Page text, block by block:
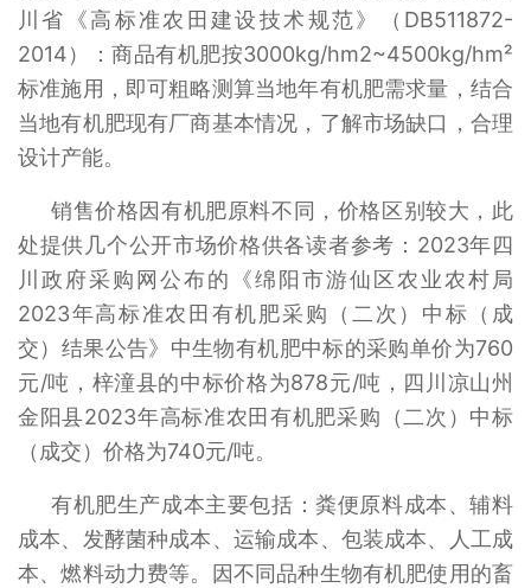
川省《高标准农田建设技术规范》（DB511872-
2014）：商品有机肥按3000kg/hm2~4500kg/hm²
标准施用，即可粗略测算当地年有机肥需求量，结合
当地有机肥现有厂商基本情况，了解市场缺口，合理
设计产能。
销售价格因有机肥原料不同，价格区别较大，此
处提供几个公开市场价格供各读者参考：2023年四
川政府采购网公布的《绵阳市游仙区农业农村局
2023年高标准农田有机肥采购（二次）中标（成
交）结果公告》中生物有机肥中标的采购单价为760
元/吨，梓潼县的中标价格为878元/吨，四川凉山州
金阳县2023年高标准农田有机肥采购（二次）中标
（成交）价格为740元/吨。
有机肥生产成本主要包括：粪便原料成本、辅料
成本、发酵菌种成本、运输成本、包装成本、人工成
本、燃料动力费等。因不同品种生物有机肥使用的畜